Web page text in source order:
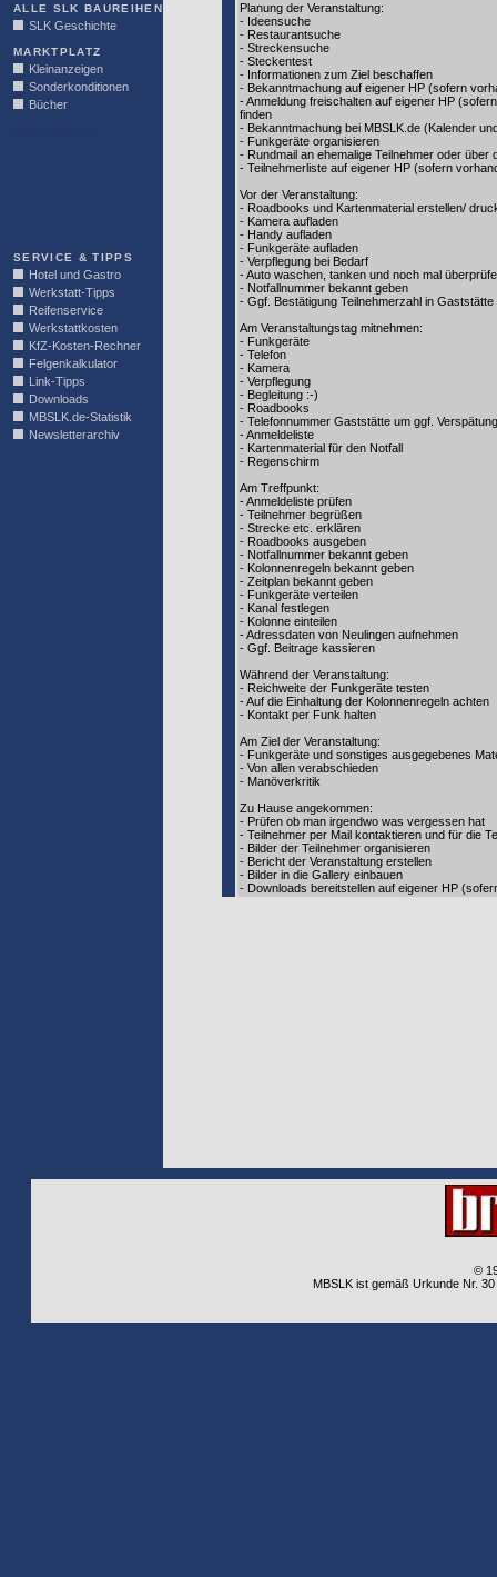
ALLE SLK BAUREIHEN
SLK Geschichte
MARKTPLATZ
Kleinanzeigen
Sonderkonditionen
Bücher
SERVICE & TIPPS
Hotel und Gastro
Werkstatt-Tipps
Reifenservice
Werkstattkosten
KfZ-Kosten-Rechner
Felgenkalkulator
Link-Tipps
Downloads
MBSLK.de-Statistik
Newsletterarchiv
Planung der Veranstaltung:
- Ideensuche
- Restaurantsuche
- Streckensuche
- Steckentest
- Informationen zum Ziel beschaffen
- Bekanntmachung auf eigener HP (sofern
- Anmeldung freischalten auf eigener HP
finden
- Bekanntmachung bei MBSLK.de (Kalender
- Funkgeräte organisieren
- Rundmail an ehemalige Teilnehmer oder über
- Teilnehmerliste auf eigener HP (sofern
Vor der Veranstaltung:
- Roadbooks und Kartenmaterial erstellen/
- Kamera aufladen
- Handy aufladen
- Funkgeräte aufladen
- Verpflegung bei Bedarf
- Auto waschen, tanken und noch mal
- Notfallnummer bekannt geben
- Ggf. Bestätigung Teilnehmerzahl in Gaststätte
Am Veranstaltungstag mitnehmen:
- Funkgeräte
- Telefon
- Kamera
- Verpflegung
- Begleitung :-)
- Roadbooks
- Telefonnummer Gaststätte um ggf.
- Anmeldeliste
- Kartenmaterial für den Notfall
- Regenschirm
Am Treffpunkt:
- Anmeldeliste prüfen
- Teilnehmer begrüßen
- Strecke etc. erklären
- Roadbooks ausgeben
- Notfallnummer bekannt geben
- Kolonnenregeln bekannt geben
- Zeitplan bekannt geben
- Funkgeräte verteilen
- Kanal festlegen
- Kolonne einteilen
- Adressdaten von Neulingen aufnehmen
- Ggf. Beitrage kassieren
Während der Veranstaltung:
- Reichweite der Funkgeräte testen
- Auf die Einhaltung der Kolonnenregeln achten
- Kontakt per Funk halten
Am Ziel der Veranstaltung:
- Funkgeräte und sonstiges ausgegebenes
- Von allen verabschieden
- Manöverkritik
Zu Hause angekommen:
- Prüfen ob man irgendwo was vergessen hat
- Teilnehmer per Mail kontaktieren und für die
- Bilder der Teilnehmer organisieren
- Bericht der Veranstaltung erstellen
- Bilder in die Gallery einbauen
- Downloads bereitstellen auf eigener HP
©
MBSLK ist gemäß Urkunde Nr.